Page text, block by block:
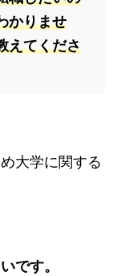
かりませ
えてくださ
大学に関する
です。